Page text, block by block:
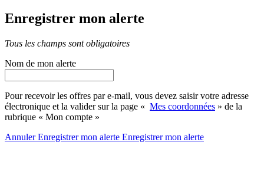
Enregistrer mon alerte
Tous les champs sont obligatoires
Nom de mon alerte
Pour recevoir les offres par e-mail, vous devez saisir votre adresse
électronique et la valider sur la page « Mes coordonnées » de la
rubrique « Mon compte »
AnnulerEnregistrer mon alerte Enregistrermon alerte